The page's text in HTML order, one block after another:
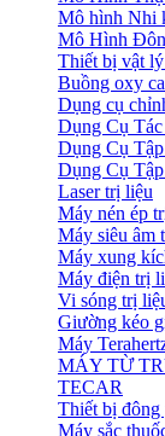
Mô hình Nhi
Mô Hình
Thiết bị vật
Buồng oxy
Dụng cụ
Dụng Cụ
Dụng Cụ
Dụng Cụ
Laser trị liệu
Máy nén ép
Máy siêu âm
Máy xung
Máy điện trị
Vi sóng trị
Giường kéo
Máy
MÁY TỪ
TECAR
Thiết bị đông
Máy sắc